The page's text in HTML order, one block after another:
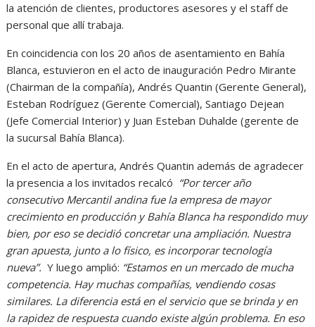
la atención de clientes, productores asesores y el staff de
personal que allí trabaja.
En coincidencia con los 20 años de asentamiento en Bahía
Blanca, estuvieron en el acto de inauguración Pedro Mirante
(Chairman de la compañía), Andrés Quantin (Gerente General),
Esteban Rodríguez (Gerente Comercial), Santiago Dejean
(Jefe Comercial Interior) y Juan Esteban Duhalde (gerente de
la sucursal Bahía Blanca).
En el acto de apertura, Andrés Quantin además de agradecer
la presencia a los invitados recalcó “Por tercer año
consecutivo Mercantil andina fue la empresa de mayor
crecimiento en producción y Bahía Blanca ha respondido muy
bien, por eso se decidió concretar una ampliación. Nuestra
gran apuesta, junto a lo físico, es incorporar tecnología
nueva”. Y luego amplió: “Estamos en un mercado de mucha
competencia. Hay muchas compañías, vendiendo cosas
similares. La diferencia está en el servicio que se brinda y en
la rapidez de respuesta cuando existe algún problema. En eso